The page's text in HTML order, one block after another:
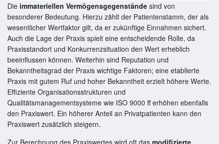
Die immateriellen Vermögensgegenstände sind von
besonderer Bedeutung. Hierzu zählt der Patientenstamm, der als
wesentlicher Wertfaktor gilt, da er zukünftige Einnahmen sichert.
Auch die Lage der Praxis spielt eine entscheidende Rolle, da
Praxisstandort und Konkurrenzsituation den Wert erheblich
beeinflussen können. Weiterhin sind Reputation und
Bekanntheitsgrad der Praxis wichtige Faktoren; eine etablierte
Praxis mit gutem Ruf und hoher Bekanntheit erzielt höhere Werte.
Effiziente Organisationsstrukturen und
Qualitätsmanagementsysteme wie ISO 9000 ff erhöhen ebenfalls
den Praxiswert. Ein höherer Anteil an Privatpatienten kann den
Praxiswert zusätzlich steigern.
Zur Berechnung des Praxiswertes wird oft das modifizierte